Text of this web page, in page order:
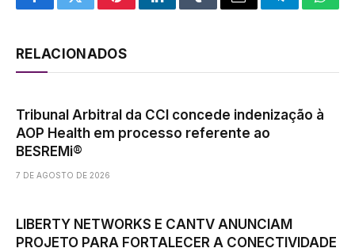
FacebookTwitterPinterestLinkedInTumblrEmail Telegram
RELACIONADOS
Tribunal Arbitral da CCI concede indenização à
AOP Health em processo referente ao
BESREMi®
7 DE AGOSTO DE 2026
LIBERTY NETWORKS E CANTV ANUNCIAM
PROJETO PARA FORTALECER A CONECTIVIDADE